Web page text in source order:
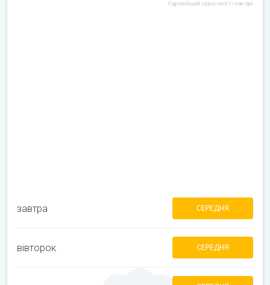
Європейський індекс якості повітря
завтра СЕРЕДНЯ
вівторок СЕРЕДНЯ